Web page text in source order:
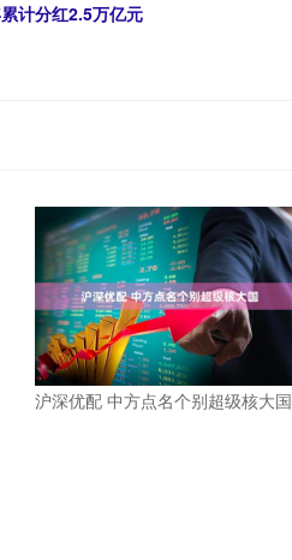
计分红2.5万亿元
沪深优配 中方点名个别超级核大国